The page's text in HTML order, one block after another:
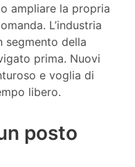
ampliare la propria
L’industria
segmento della
prima. Nuovi
e voglia di
libero.
posto